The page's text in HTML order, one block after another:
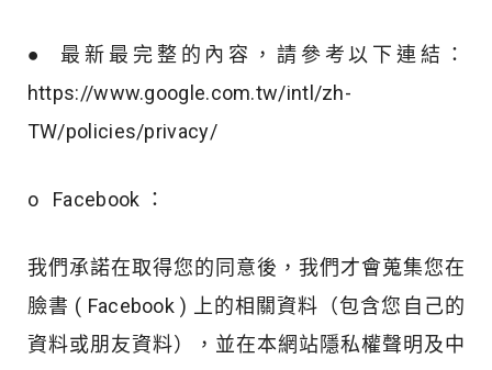
● 最新最完整的內容，請參考以下連結：
https://www.google.com.tw/intl/zh-
TW/policies/privacy/
o Facebook ：
我們承諾在取得您的同意後，我們才會蒐集您在
臉書 ( Facebook ) 上的相關資料（包含您自己的
資料或朋友資料），並在本網站隱私權聲明及中